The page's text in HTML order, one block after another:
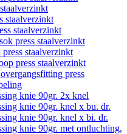
staalverzinkt
staalverzinkt
press staalverzinkt
staalverzinkt
press staalverzinkt
press
knie 90gr. 2x knel
knie 90gr. knel x bu. dr.
knie 90gr. knel x bi. dr.
knie 90gr. met ontluchting,